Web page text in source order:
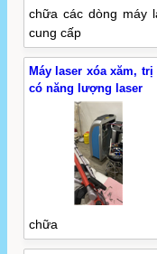
chữa các dòng máy
cung cấp
Máy laser xóa xăm,
có năng lượng laser
chữa